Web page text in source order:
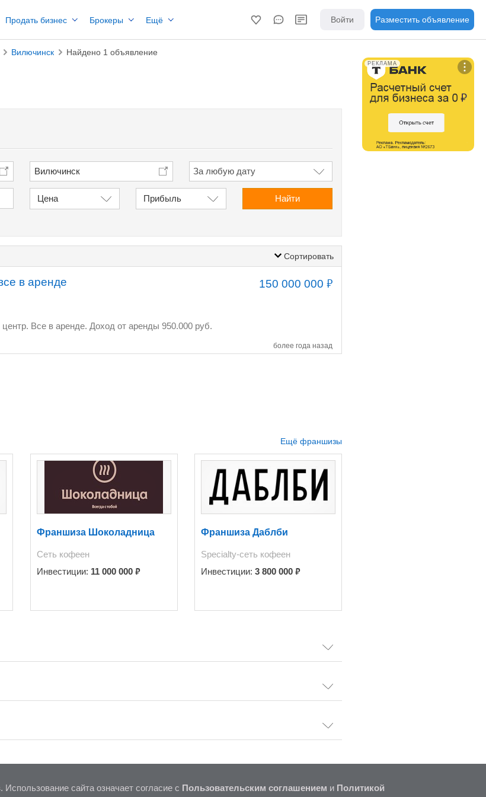
Продать бизнес Брокеры Ещё Войти Разместить объявление
Вилючинск Найдено 1 объявление
Вилючинск
Цена Прибыль Найти
Сортировать
150 000 000₽
более года назад
в аренде
Продается готовый бизнес- торговый центр. Все в аренде. Доход от аренды 950.000 руб.
Ещё франшизы
Франшиза Шоколадница
Сеть кофеен
Инвестиции: 11 000 000 ₽
Франшиза Даблби
Specialty-сеть кофеен
Инвестиции:3 800 000₽
РЕКЛАМА
сайта означает согласие с Пользовательским соглашением и Политикой